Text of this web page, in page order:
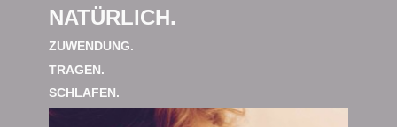
NATÜRLICH.
ZUWENDUNG.
TRAGEN.
SCHLAFEN.